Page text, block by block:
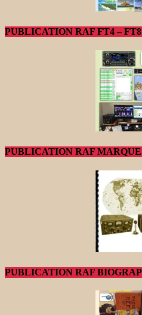
PUBLICATION RAF FT4 – FT8
PUBLICATION RAF
PUBLICATION RAF